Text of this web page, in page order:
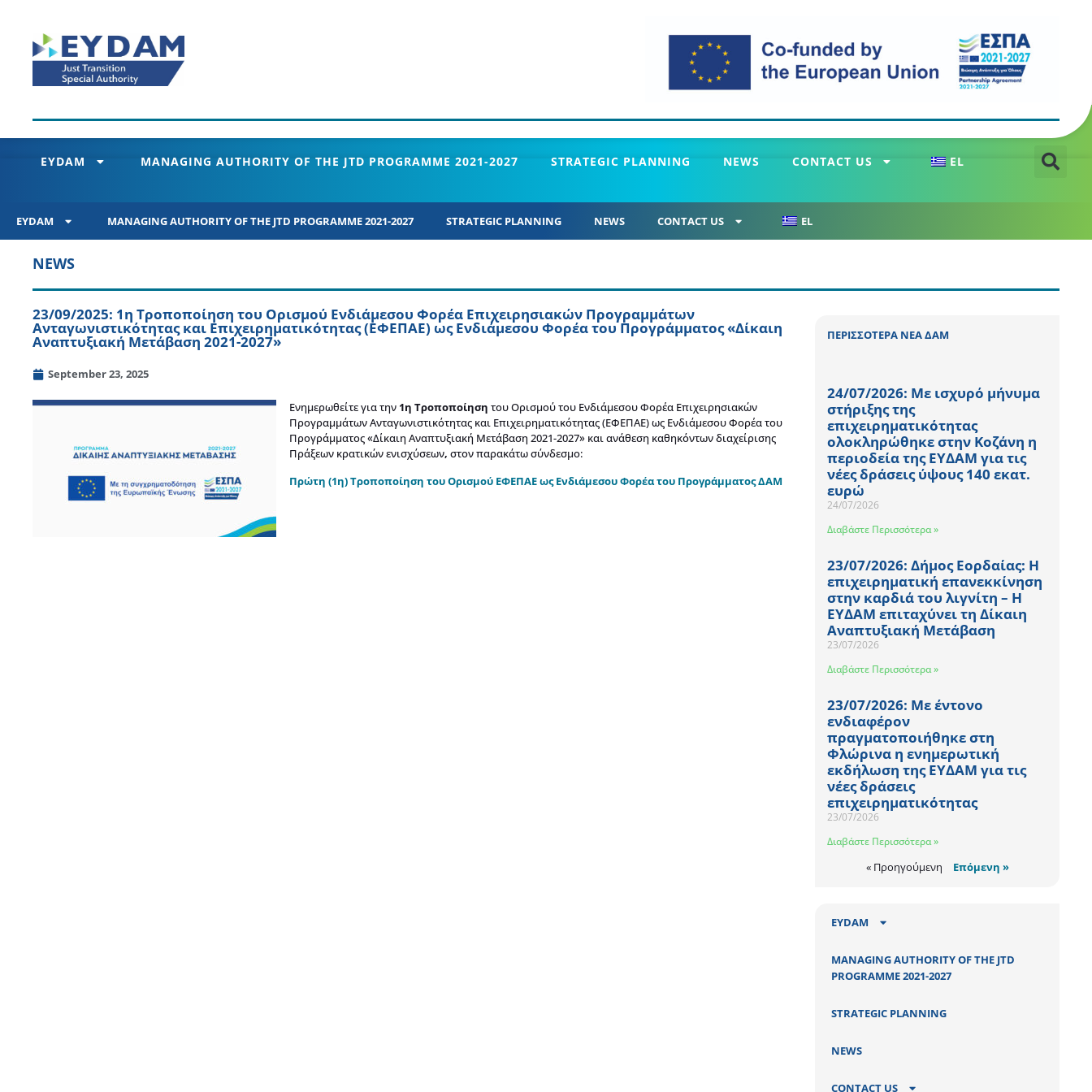
EYDAM MANAGING AUTHORITY OF THE JTD PROGRAMME 2021-2027 STRATEGIC PLANNING NEWS CONTACT US EL
EYDAM MANAGING AUTHORITY OF THE JTD PROGRAMME 2021-2027 STRATEGIC PLANNING NEWS CONTACT US EL
NEWS
23/09/2025: 1η Τροποποίηση του Ορισμού Ενδιάμεσου Φορέα Επιχειρησιακών Προγραμμάτων
Ανταγωνιστικότητας και Επιχειρηματικότητας (ΕΦΕΠΑΕ) ως Ενδιάμεσου Φορέα του Προγράμματος «Δίκαιη
Αναπτυξιακή Μετάβαση 2021-2027»
September 23, 2025
Ενημερωθείτε για την 1η Τροποποίηση του Ορισμού του Ενδιάμεσου Φορέα Επιχειρησιακών
Προγραμμάτων Ανταγωνιστικότητας και Επιχειρηματικότητας (ΕΦΕΠΑΕ) ως Ενδιάμεσου Φορέα του
Προγράμματος «Δίκαιη Αναπτυξιακή Μετάβαση 2021-2027» και ανάθεση καθηκόντων διαχείρισης
Πράξεων κρατικών ενισχύσεων, στον παρακάτω σύνδεσμο:
Πρώτη (1η) Τροποποίηση του Ορισμού ΕΦΕΠΑΕ ως Ενδιάμεσου Φορέα του Προγράμματος ΔΑΜ
ΠΕΡΙΣΣΟΤΕΡΑ ΝΕΑ ΔΑΜ
24/07/2026: Με ισχυρό μήνυμα
στήριξης της
επιχειρηματικότητας
ολοκληρώθηκε στην Κοζάνη η
περιοδεία της ΕΥΔΑΜ για τις
νέες δράσεις ύψους 140 εκατ.
ευρώ
24/07/2026
Διαβάστε Περισσότερα »
23/07/2026: Δήμος Εορδαίας: Η
επιχειρηματική επανεκκίνηση
στην καρδιά του λιγνίτη – Η
ΕΥΔΑΜ επιταχύνει τη Δίκαιη
Αναπτυξιακή Μετάβαση
23/07/2026
Διαβάστε Περισσότερα »
23/07/2026: Με έντονο
ενδιαφέρον
πραγματοποιήθηκε στη
Φλώρινα η ενημερωτική
εκδήλωση της ΕΥΔΑΜ για τις
νέες δράσεις
επιχειρηματικότητας
23/07/2026
Διαβάστε Περισσότερα »
« Προηγούμενη Επόμενη »
EYDAM
MANAGING AUTHORITY OF THE JTD
PROGRAMME 2021-2027
STRATEGIC PLANNING
NEWS
CONTACT US